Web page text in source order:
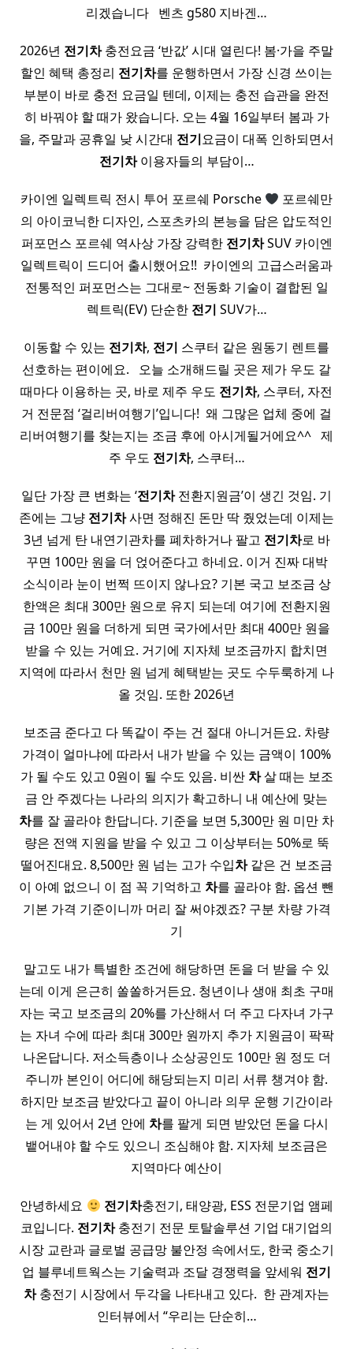
리겠습니다 ​ ​ 벤츠 g580 지바겐…
2026년 전기차충전요금 ‘반값’ 시대 열린다! 봄·가을 주말
할인 혜택 총정리 전기차를 운행하면서 가장 신경 쓰이는
부분이 바로 충전 요금일 텐데, 이제는 충전 습관을 완전
히 바꿔야 할 때가 왔습니다. 오는 4월 16일부터 봄과 가
을, 주말과 공휴일 낮 시간대 전기요금이 대폭 인하되면서
전기차이용자들의 부담이…
카이엔 일렉트릭 전시 투어 포르쉐 Porsche
포르쉐만
의 아이코닉한 디자인, 스포츠카의 본능을 담은 압도적인
퍼포먼스 포르쉐 역사상 가장 강력한 전기차SUV 카이엔
일렉트릭이 드디어 출시했어요!! ​ 카이엔의 고급스러움과
전통적인 퍼포먼스는 그대로~ 전동화 기술이 결합된 일
렉트릭(EV) 단순한 전기 SUV가…
이동할 수 있는 전기차, 전기 스쿠터 같은 원동기 렌트를
선호하는 편이에요. ​ ​ 오늘 소개해드릴 곳은 제가 우도 갈
때마다 이용하는 곳, 바로 제주 우도 전기차, 스쿠터, 자전
거 전문점 ‘걸리버여행기’입니다! ​ 왜 그많은 업체 중에 걸
리버여행기를 찾는지는 조금 후에 아시게될거에요^^ ​ ​ 제
주 우도 전기차, 스쿠터…
일단 가장 큰 변화는 ‘전기차전환지원금’이 생긴 것임. 기
존에는 그냥 전기차사면 정해진 돈만 딱 줬었는데 이제는
3년 넘게 탄 내연기관차를 폐차하거나 팔고 전기차로 바
꾸면 100만 원을 더 얹어준다고 하네요. 이거 진짜 대박
소식이라 눈이 번쩍 뜨이지 않나요? 기본 국고 보조금 상
한액은 최대 300만 원으로 유지 되는데 여기에 전환지원
금 100만 원을 더하게 되면 국가에서만 최대 400만 원을
받을 수 있는 거예요. 거기에 지자체 보조금까지 합치면
지역에 따라서 천만 원 넘게 혜택받는 곳도 수두룩하게 나
올 것임. 또한 2026년
보조금 준다고 다 똑같이 주는 건 절대 아니거든요. 차량
가격이 얼마냐에 따라서 내가 받을 수 있는 금액이 100%
가 될 수도 있고 0원이 될 수도 있음. 비싼 차살 때는 보조
금 안 주겠다는 나라의 의지가 확고하니 내 예산에 맞는
차를 잘 골라야 한답니다. 기준을 보면 5,300만 원 미만 차
량은 전액 지원을 받을 수 있고 그 이상부터는 50%로 뚝
떨어진대요. 8,500만 원 넘는 고가 수입차같은 건 보조금
이 아예 없으니 이 점 꼭 기억하고 차를 골라야 함. 옵션 뺀
기본 가격 기준이니까 머리 잘 써야겠죠? 구분 차량 가격
기
말고도 내가 특별한 조건에 해당하면 돈을 더 받을 수 있
는데 이게 은근히 쏠쏠하거든요. 청년이나 생애 최초 구매
자는 국고 보조금의 20%를 가산해서 더 주고 다자녀 가구
는 자녀 수에 따라 최대 300만 원까지 추가 지원금이 팍팍
나온답니다. 저소득층이나 소상공인도 100만 원 정도 더
주니까 본인이 어디에 해당되는지 미리 서류 챙겨야 함.
하지만 보조금 받았다고 끝이 아니라 의무 운행 기간이라
는 게 있어서 2년 안에 차를 팔게 되면 받았던 돈을 다시
뱉어내야 할 수도 있으니 조심해야 함. 지자체 보조금은
지역마다 예산이
안녕하세요 전기차충전기, 태양광, ESS 전문기업 앰페
코입니다. 전기차충전기 전문 토탈솔루션 기업 대기업의
시장 교란과 글로벌 공급망 불안정 속에서도, 한국 중소기
업 블루네트웍스는 기술력과 조달 경쟁력을 앞세워 전기
차충전기 시장에서 두각을 나타내고 있다. ​ 한 관계자는
인터뷰에서 “우리는 단순히…